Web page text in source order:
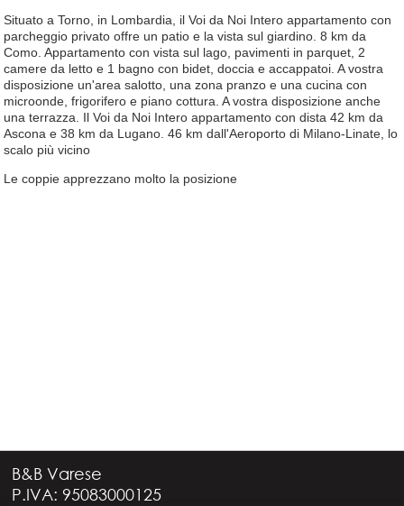
Situato a Torno, in Lombardia, il Voi da Noi Intero appartamento con
parcheggio privato offre un patio e la vista sul giardino. 8 km da
Como. Appartamento con vista sul lago, pavimenti in parquet, 2
camere da letto e 1 bagno con bidet, doccia e accappatoi. A vostra
disposizione un'area salotto, una zona pranzo e una cucina con
microonde, frigorifero e piano cottura. A vostra disposizione anche
una terrazza. Il Voi da Noi Intero appartamento con dista 42 km da
Ascona e 38 km da Lugano. 46 km dall'Aeroporto di Milano-Linate, lo
scalo più vicino
Le coppie apprezzano molto la posizione
B&B Varese
P.IVA: 95083000125